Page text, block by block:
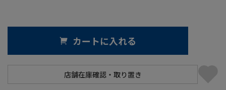
カートに入れる